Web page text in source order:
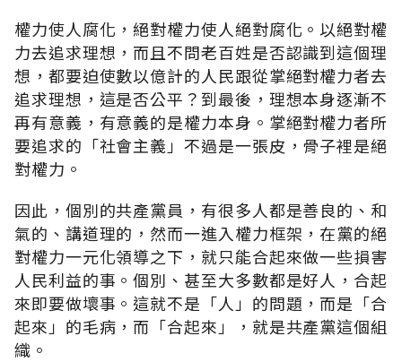
權力使人腐化，絕對權力使人絕對腐化。以絕對權
力去追求理想，而且不問老百姓是否認識到這個理
想，都要迫使數以億計的人民跟從掌絕對權力者去
追求理想，這是否公平？到最後，理想本身逐漸不
再有意義，有意義的是權力本身。掌絕對權力者所
要追求的「社會主義」不過是一張皮，骨子裡是絕
對權力。
因此，個別的共產黨員，有很多人都是善良的、和
氣的、講道理的，然而一進入權力框架，在黨的絕
對權力一元化領導之下，就只能合起來做一些損害
人民利益的事。個別、甚至大多數都是好人，合起
來即要做壞事。這就不是「人」的問題，而是「合
起來」的毛病，而「合起來」，就是共產黨這個組
織。